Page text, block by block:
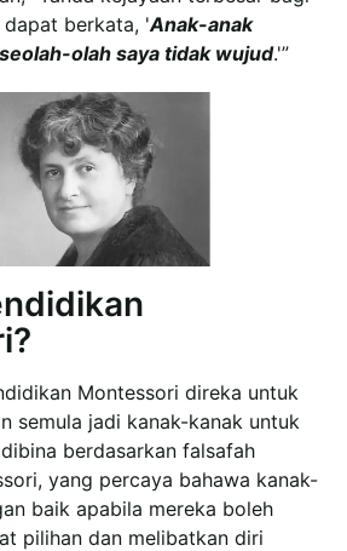
dapat berkata, 'Anak-anak
olah saya tidak wujud.'”
Montessori direka untuk
semula jadi kanak-kanak untuk
berdasarkan falsafah
yang percaya bahawa kanak-
baik apabila mereka boleh
pilihan dan melibatkan diri